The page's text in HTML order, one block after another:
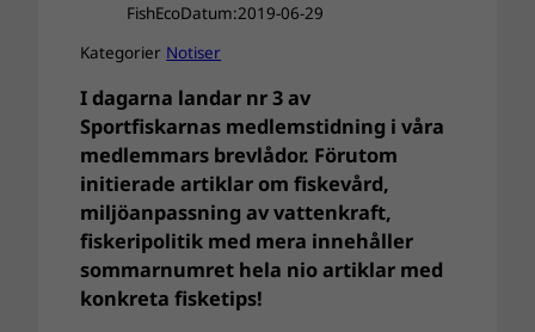
FishEcoDatum:2019-06-29
Kategorier Notiser
I dagarna landar nr 3 av
Sportfiskarnas medlemstidning i våra
medlemmars brevlådor. Förutom
initierade artiklar om fiskevård,
miljöanpassning av vattenkraft,
fiskeripolitik med mera innehåller
sommarnumret hela nio artiklar med
konkreta fisketips!